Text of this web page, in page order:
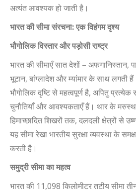
अत्यंत आवश्यक हो जाती है।
भारत की सीमा संरचना: एक विहंगम दृश्य
भौगोलिक विस्तार और पड़ोसी राष्ट्र
भारत की सीमाएँ सात देशों – अफगानिस्तान,
भूटान, बांग्लादेश और म्यांमार के साथ लगती
भौगोलिक दृष्टि से महत्वपूर्ण है, अपितु प्रत्येक
चुनौतियाँ और आवश्यकताएँ हैं। थार के
हिमाच्छादित शिखरों तक, दलदली क्षेत्रों से
यह सीमा रेखा भारतीय सुरक्षा व्यवस्था के
करती है।
समुद्री सीमा का महत्व
भारत की 11,098 किलोमीटर तटीय सीमा